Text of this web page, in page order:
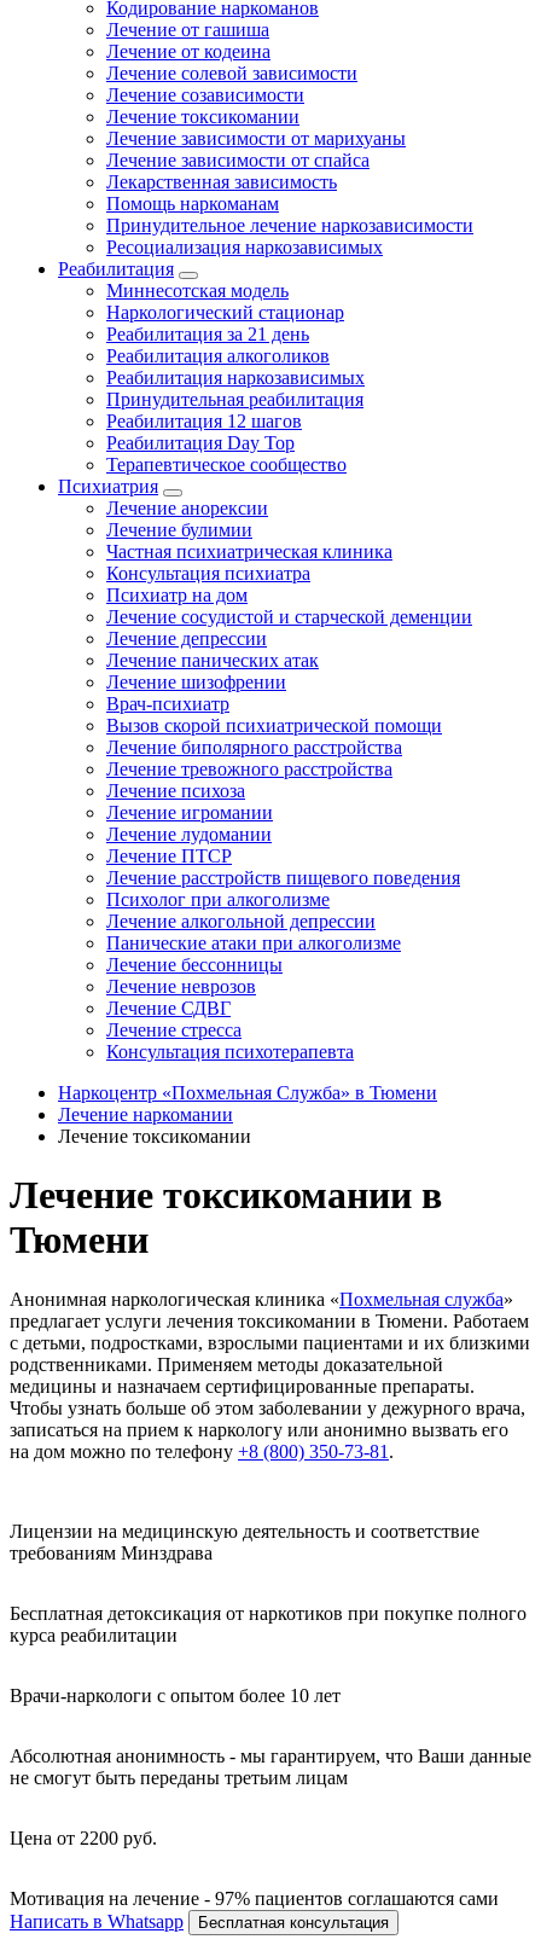
Кодирование наркоманов
Лечение от гашиша
Лечение от кодеина
Лечение солевой зависимости
Лечение созависимости
Лечение токсикомании
Лечение зависимости от марихуаны
Лечение зависимости от спайса
Лекарственная зависимость
Помощь наркоманам
Принудительное лечение наркозависимости
Ресоциализация наркозависимых
Реабилитация
Миннесотская модель
Наркологический стационар
Реабилитация за 21 день
Реабилитация алкоголиков
Реабилитация наркозависимых
Принудительная реабилитация
Реабилитация 12 шагов
Реабилитация Day Top
Терапевтическое сообщество
Психиатрия
Лечение анорексии
Лечение булимии
Частная психиатрическая клиника
Консультация психиатра
Психиатр на дом
Лечение сосудистой и старческой деменции
Лечение депрессии
Лечение панических атак
Лечение шизофрении
Врач-психиатр
Вызов скорой психиатрической помощи
Лечение биполярного расстройства
Лечение тревожного расстройства
Лечение психоза
Лечение игромании
Лечение лудомании
Лечение ПТСР
Лечение расстройств пищевого поведения
Психолог при алкоголизме
Лечение алкогольной депрессии
Панические атаки при алкоголизме
Лечение бессонницы
Лечение неврозов
Лечение СДВГ
Лечение стресса
Консультация психотерапевта
Наркоцентр «Похмельная Служба» в Тюмени
Лечение наркомании
Лечение токсикомании
Лечение токсикомании в
Тюмени
Анонимная наркологическая клиника «Похмельная служба»
предлагает услуги лечения токсикомании в Тюмени. Работаем
с детьми, подростками, взрослыми пациентами и их близкими
родственниками. Применяем методы доказательной
медицины и назначаем сертифицированные препараты.
Чтобы узнать больше об этом заболевании у дежурного врача,
записаться на прием к наркологу или анонимно вызвать его
на дом можно по телефону +8 (800) 350-73-81 .
Лицензии на медицинскую деятельность и соответствие
требованиям Минздрава
Бесплатная детоксикация от наркотиков при покупке полного
курса реабилитации
Врачи-наркологи с опытом более 10 лет
Абсолютная анонимность - мы гарантируем, что Ваши данные
не смогут быть переданы третьим лицам
Цена от 2200 руб.
Мотивация на лечение - 97% пациентов соглашаются сами
Написать в Whatsapp
Бесплатная консультация